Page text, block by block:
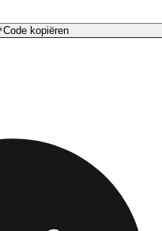
Code kopiëren